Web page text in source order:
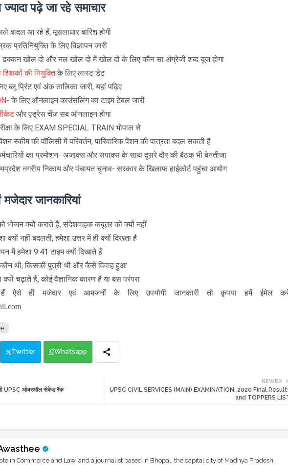
पढ़े जा रहे समाचार
बादल आ रहे हैं, मूसलाधार बारिश होगी
प्रतिनियुक्ति के लिए विज्ञापन जारी
ढक्कन खोल दो और नल खोल दो में खोल दो के लिए कौन सा अंग्रेजी शब्द यूज होगा
की नियुक्तिके लिए लास्ट डेट
ब्लू प्रिंट एवं अंक तालिका जारी, यहां पढ़िए
- के लिए ऑनलाइन काउंसलिंग का टाइम टेबल जारी
और एड्रेस चेंज सब ऑनलाइन होगा
के लिए EXAM SPECIAL TRAIN भोपाल से
स्कीम की पॉलिसी में परिवर्तन, पारिवारिक पेंशन की पात्रता बदल सकती है
का प्रमोशन- अजाक्स और सपाक्स के साथ दूसरे दौर की बैठक भी बेनतीजा
नगरीय निकाय और पंचायत चुनाव- सरकार के खिलाफ हाईकोर्ट पहुंचा आयोग
जानकारियां
भोजन क्यों कराते हैं, संदेशवाहक कबूतर को क्यों नहीं
क्यों नहीं बदलती, हमेशा उत्तर में ही क्यों दिखता है
में हमेशा 9:41 टाइम क्यों दिखाते हैं
कौन थी, किसकी पुत्री थी और कैसे विवाह हुआ
चढ़ाते हैं, कोई वैज्ञानिक कारण है या बस परंपरा
ही मजेदार एवं आमजनों के लिए उपयोगी जानकारी तो कृपया हमें ईमेल
Twitter Whatsapp
NEWER
UPSC CIVIL SERVICES (MAIN) EXAMINATION, 2020 Final
and TOPPERS
UPSC ओवरऑल सेकेंड रैंक
in Commerce and Law, and a journalist based in Bhopal, the capital city of Madhya Pradesh,